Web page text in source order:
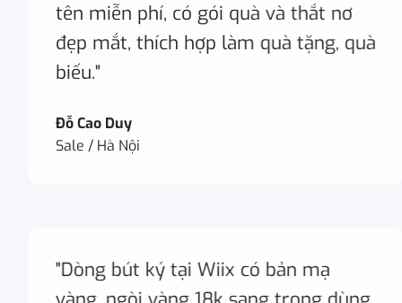
tên miễn phí, có gói quà và thắt nơ
đẹp mắt, thích hợp làm quà tặng, quà
biếu."
Đỗ Cao Duy
Sale / Hà Nội
"Dòng bút ký tại Wiix có bản mạ